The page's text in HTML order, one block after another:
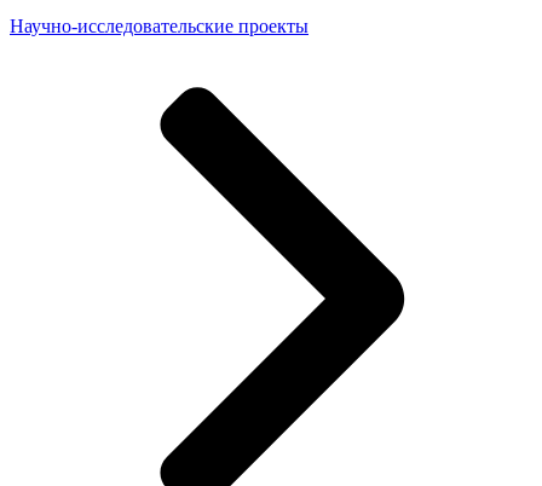
Научно-исследовательские проекты